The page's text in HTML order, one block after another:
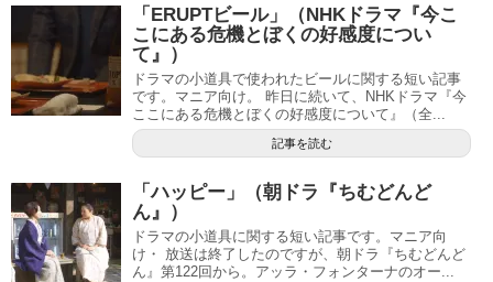
「ERUPTビール」（NHKドラマ『今こ
こにある危機とぼくの好感度につい
て』）
ドラマの小道具で使われたビールに関する短い記事
です。マニア向け。 昨日に続いて、NHKドラマ『今
ここにある危機とぼくの好感度について』（全...
記事を読む
「ハッピー」（朝ドラ『ちむどんど
ん』）
ドラマの小道具に関する短い記事です。マニア向
け・ 放送は終了したのですが、朝ドラ『ちむどんど
ん』第122回から。アッラ・フォンターナのオー...